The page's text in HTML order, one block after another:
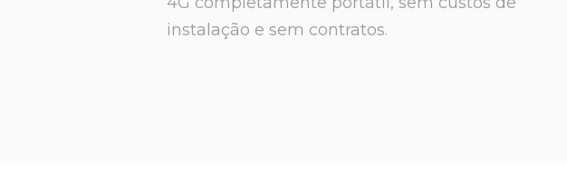
instalação e sem contratos.